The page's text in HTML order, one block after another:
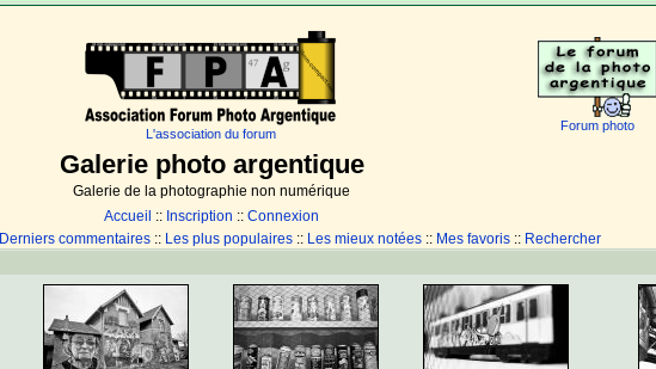
L'association du forum
Forum photo
Galerie photo argentique
Galerie de la photographie non numérique
Accueil :: Inscription :: Connexion
Derniers commentaires :: Les plus populaires :: Les mieux notées :: Mes favoris :: Rechercher